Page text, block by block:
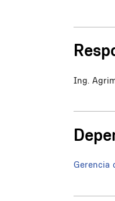
Ing.
Gerencia